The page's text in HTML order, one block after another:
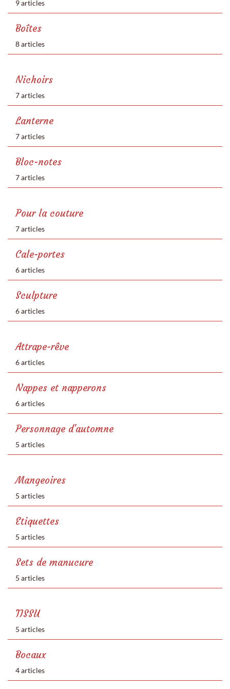
9 articles
Boîtes
8 articles
Nichoirs
7 articles
Lanterne
7 articles
Bloc-notes
7 articles
Pour la couture
7 articles
Cale-portes
6 articles
Sculpture
6 articles
Attrape-rêve
6 articles
Nappes et napperons
6 articles
Personnage d'automne
5 articles
Mangeoires
5 articles
Etiquettes
5 articles
Sets de manucure
5 articles
TISSU
5 articles
Bocaux
4 articles